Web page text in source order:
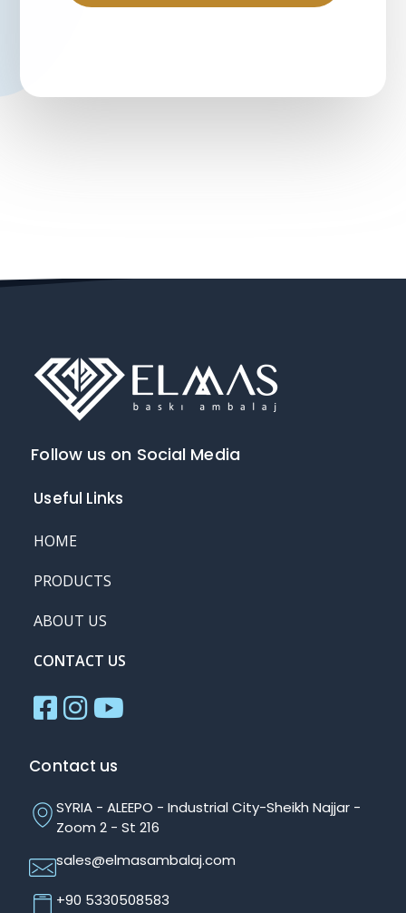
Follow us on Social Media
Useful Links
HOME
PRODUCTS
ABOUT US
CONTACT US
Contact us
SYRIA - ALEEPO - Industrial City-Sheikh Najjar -
Zoom 2 - St 216
sales@elmasambalaj.com
+90 5330508583